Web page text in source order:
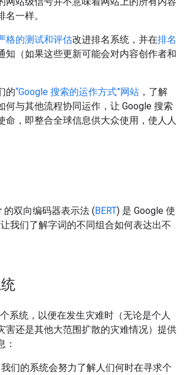
一样。
格的测试和评估改进排名系统，并在排名
知（如果这些更新可能会对内容创作者和
的“Google 搜索的运作方式”网站 ，了解
何与其他流程协同运作，让 Google 搜索
命，即整合全球信息供大众使用，使人人
的双向编码器表示法 (BERT) 是 Google 使
我们了解字词的不同组合如何表达出不
系统，以便在发生灾难时（无论是个人
害还是其他大范围扩散的灾难情况）提供
：
我们的系统会努力了解人们何时在寻求个